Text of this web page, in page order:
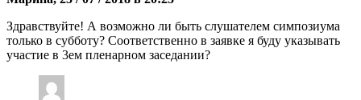
Здравствуйте! А возможно ли быть слушателем симпозиума
только в субботу? Соответственно в заявке я буду указывать
участие в 3ем пленарном заседании?